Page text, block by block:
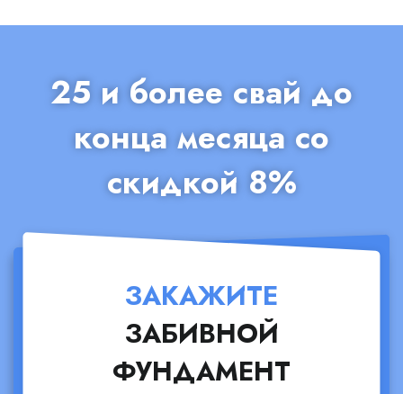
25 и более свай до
конца месяца со
скидкой 8%
ЗАКАЖИТЕ
ЗАБИВНОЙ
ФУНДАМЕНТ